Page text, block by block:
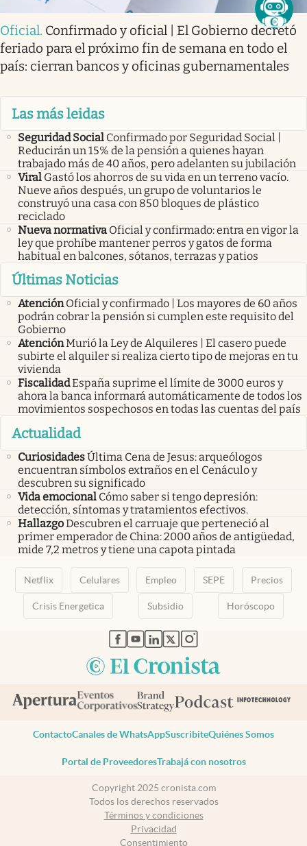
Oficial. Confirmado y oficial | El Gobierno decretó
feriado para el próximo fin de semana en todo el
país: cierran bancos y oficinas gubernamentales
Las más leidas
Seguridad Social Confirmado por Seguridad Social |
Reducirán un 15% de la pensión a quienes hayan
trabajado más de 40 años, pero adelanten su jubilación
Viral Gastó los ahorros de su vida en un terreno vacío.
Nueve años después, un grupo de voluntarios le
construyó una casa con 850 bloques de plástico
reciclado
Nueva normativa Oficial y confirmado: entra en vigor la
ley que prohíbe mantener perros y gatos de forma
habitual en balcones, sótanos, terrazas y patios
Últimas Noticias
Atención Oficial y confirmado | Los mayores de 60 años
podrán cobrar la pensión si cumplen este requisito del
Gobierno
AtenciónMurió la Ley de Alquileres | El casero puede
subirte el alquiler si realiza cierto tipo de mejoras en tu
vivienda
FiscalidadEspaña suprime el límite de 3000 euros y
ahora la banca informará automáticamente de todos los
movimientos sospechosos en todas las cuentas del país
Actualidad
CuriosidadesÚltima Cena de Jesus: arqueólogos
encuentran símbolos extraños en el Cenáculo y
descubren su significado
Vida emocional Cómo saber si tengo depresión:
detección, síntomas y tratamientos efectivos.
HallazgoDescubren el carruaje que perteneció al
primer emperador de China: 2000 años de antigüedad,
mide 7,2 metros y tiene una capota pintada
Netflix Celulares Empleo SEPE Precios
Crisis Energetica Subsidio Horóscopo
abre en nueva pestaña
abre en nueva pestaña
abre en nueva pestaña
abre en nueva pestaña
abre en nueva pestaña
ContactoCanales de WhatsAppSuscribiteQuiénes Somos
Portal de ProveedoresTrabajá con nosotros
Copyright 2025 cronista.com
Todos los derechos reservados
Términos y condiciones
Privacidad
Consentimiento